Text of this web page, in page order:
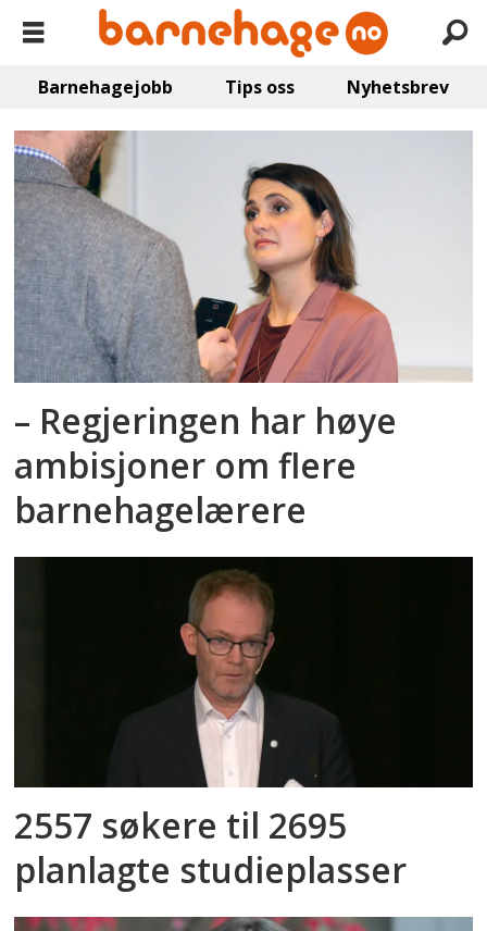
Barnehagejobb Tips oss Nyhetsbrev
Emne:
pedagogstudentene
– Regjeringen har høye
ambisjoner om flere
barnehagelærere
2557 søkere til 2695
planlagte studieplasser